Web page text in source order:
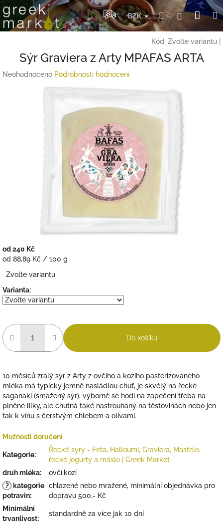
na
obsah
CZK HledatPřihlášení
Kód: Zvolte variantu
Sýr Graviera z Arty MPAFAS ARTA
Průměrné
Neohodnoceno Podrobnosti hodnocení
od240 Kč
Měrná
od 88,89 Kč / 100 g
Zvolte variantu
Varianta:
Do košíku
10 měsíců zralý sýr z Arty z ovčího a kozího pasterizovaného
mléka má typicky jemně nasládlou chuť, je skvělý na řecké
saganaki (smažený sýr), výborně se hodí na zapečení třeba na
plněné lilky, ale chutná také nastrouhaný na těstovinách nebo jen
tak k vínu s čerstvým chlebem a olivami.
Možnosti doručení
Kategorie:
Řecké sýry - Feta, Halloumi, Graviera, Mastelo,
řecké jogurty a máslo | Greek Market
druh mléka:
ovčí,kozí
?
kategorie
potravin:
chlazené nebo mražené, minimální objednávka pro
dopravu 500,- Kč
Minimální
trvanlivost:
standardně za více jak 10 dní